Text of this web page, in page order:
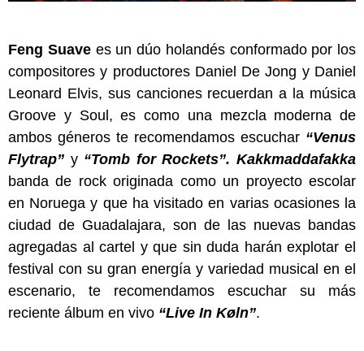
Feng Suavees un dúo holandés conformado por los
compositores y productores Daniel De Jong y Daniel
Leonard Elvis, sus canciones recuerdan a la música
Groove y Soul, es como una mezcla moderna de
ambos géneros te recomendamos escuchar “Venus
Flytrap” y “Tomb for Rockets”. Kakkmaddafakka
banda de rock originada como un proyecto escolar
en Noruega y que ha visitado en varias ocasiones la
ciudad de Guadalajara, son de las nuevas bandas
agregadas al cartel y que sin duda harán explotar el
festival con su gran energía y variedad musical en el
escenario, te recomendamos escuchar su más
reciente álbum en vivo “Live In Køln”.